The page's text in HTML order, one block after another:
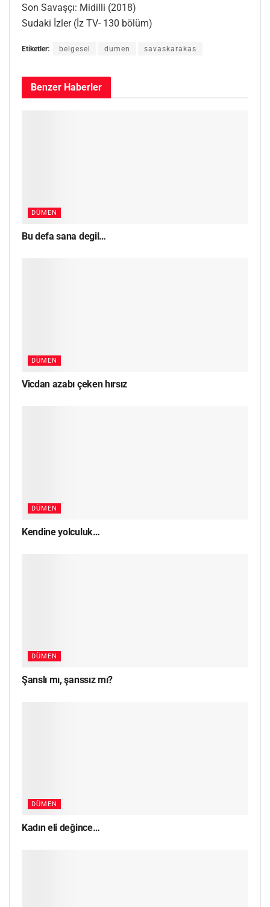
Son Savaşçı: Midilli (2018)
Sudaki İzler (İz TV- 130 bölüm)
Etiketler: belgesel dumen savaskarakas
Benzer Haberler
DÜMEN
Bu defa sana degil…
DÜMEN
Vicdan azabı çeken hırsız
DÜMEN
Kendine yolculuk…
DÜMEN
Şanslı mı, şanssız mı?
DÜMEN
Kadın eli değince…